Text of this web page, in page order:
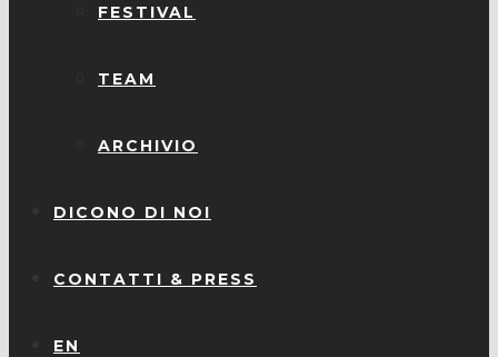
FESTIVAL
TEAM
ARCHIVIO
DICONO DI NOI
CONTATTI & PRESS
EN